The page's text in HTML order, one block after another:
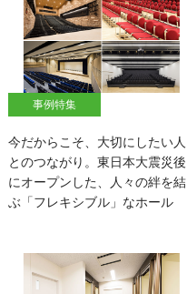
事例特集
今だからこそ、大切にしたい人
とのつながり。東日本大震災後
にオープンした、人々の絆を結
ぶ「フレキシブル」なホール